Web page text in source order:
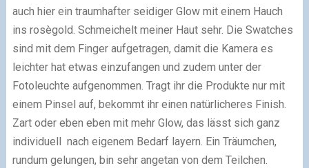
auch hier ein traumhafter seidiger Glow mit einem Hauch
ins rosègold. Schmeichelt meiner Haut sehr. Die Swatches
sind mit dem Finger aufgetragen, damit die Kamera es
leichter hat etwas einzufangen und zudem unter der
Fotoleuchte aufgenommen. Tragt ihr die Produkte nur mit
einem Pinsel auf, bekommt ihr einen natürlicheres Finish.
Zart oder eben eben mit mehr Glow, das lässt sich ganz
individuell nach eigenem Bedarf layern. Ein Träumchen,
rundum gelungen, bin sehr angetan von dem Teilchen.